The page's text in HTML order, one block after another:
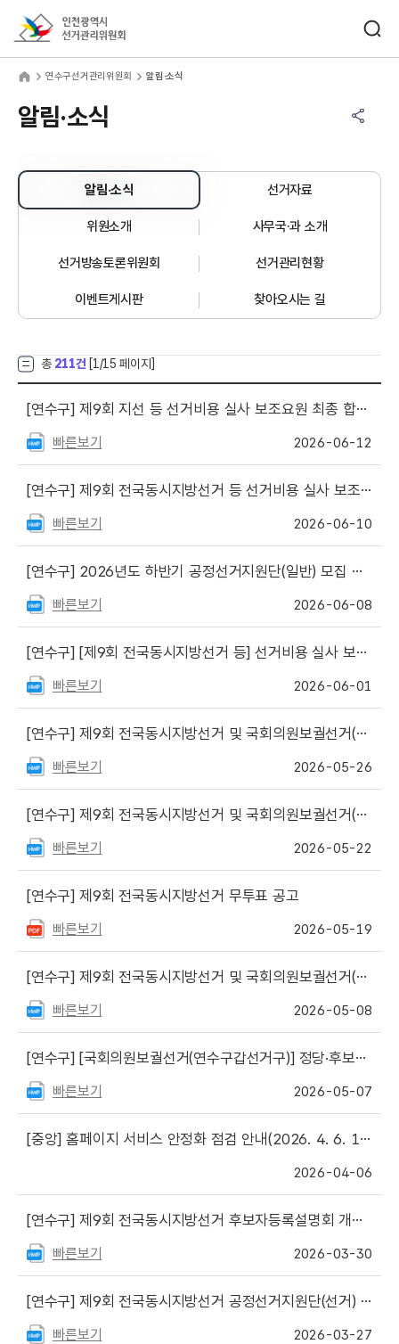
연수구선거관리위원회 알림·소식
알림·소식
알림·소식 선거자료
위원소개 사무국·과 소개
선거방송토론위원회 선거관리현황
이벤트게시판 찾아오시는 길
총 211건 [1 /15 페이지]
[연수구] 제9회 지선 등 선거비용 실사 보조요원 최종 합격자 발표
빠른보기 2026-06-12
[연수구] 제9회 전국동시지방선거 등 선거비용 실사 보조요원 서류심사 합격자 및 면접심사 일정 등 안내
빠른보기 2026-06-10
[연수구] 2026년도 하반기 공정선거지원단(일반) 모집 안내문
빠른보기 2026-06-08
[연수구] [제9회 전국동시지방선거 등] 선거비용 실사 보조요원 모집 안내문 게시
빠른보기 2026-06-01
[연수구] 제9회 전국동시지방선거 및 국회의원보궐선거(연수구갑선거구) 선거권자 개표참관인 선정대상자 명단
빠른보기 2026-05-26
[연수구] 제9회 전국동시지방선거 및 국회의원보궐선거(연수구갑선거구) 후보자 토론회 개최 공표
빠른보기 2026-05-22
[연수구] 제9회 전국동시지방선거 무투표 공고
빠른보기 2026-05-19
[연수구] 제9회 전국동시지방선거 및 국회의원보궐선거(연수구갑) 선거권자 개표참관인 신청 안내
빠른보기 2026-05-08
[연수구] [국회의원보궐선거(연수구갑선거구)] 정당·후보자를 위한 선거사무안내 책자 게시
빠른보기 2026-05-07
[중앙] 홈페이지 서비스 안정화 점검 안내(2026. 4. 6. 18:00 ~ 21:00)
2026-04-06
[연수구] 제9회 전국동시지방선거 후보자등록설명회 개최 안내
빠른보기 2026-03-30
[연수구] 제9회 전국동시지방선거 공정선거지원단(선거) 최종 합격자 및 예비합격자 발표
빠른보기 2026-03-27